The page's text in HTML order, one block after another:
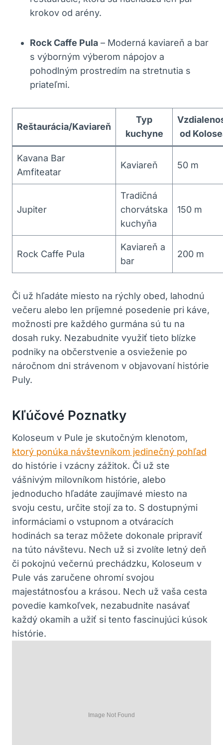
krokov od arény.
Rock Caffe Pula – Moderná kaviareň a bar
s výborným ⁢výberom nápojov a
⁢pohodlným⁣ prostredím na stretnutia‌ s
priateľmi.
Reštaurácia/Kaviareň
Typ
kuchyne
od
Kavana Bar
Amfiteatar
Kaviareň 50 m
Jupiter
Tradičná
chorvátska
​kuchyňa
150 m
Rock⁤ Caffe Pula
Kaviareň a
bar
200​ m
Či už hľadáte miesto na ⁤rýchly obed, lahodnú⁣
večeru ⁢alebo‍ len‌ príjemné‍ posedenie pri káve,
možnosti pre každého gurmána sú tu na
dosah ruky. Nezabudnite využiť tieto⁤ blízke
podniky na občerstvenie a osvieženie ⁢po
náročnom dni strávenom v objavovaní histórie
Puly.
Kľúčové Poznatky
Koloseum v Pule je skutočným klenotom,
ktorý ponúka návštevníkom jedinečný pohľad
do histórie ‌i vzácny zážitok. ⁤Či už ste
vášnivým milovníkom histórie, alebo
jednoducho hľadáte zaujímavé miesto na⁤
svoju cestu,⁤ určite stojí za to. S dostupnými
informáciami o vstupnom a otváracích
hodinách sa ‌teraz môžete dokonale pripraviť
na túto návštevu. Nech už si‌ zvolíte letný deň
či pokojnú ⁤večernú prechádzku, Koloseum ⁤v
Pule vás‍ zaručene‌ ohromí svojou
majestátnosťou a krásou. Nech už vaša ‍cesta
povedie kamkoľvek, nezabudnite⁢ nasávať
každý okamih ‍a užiť si tento‌ fascinujúci kúsok
histórie.